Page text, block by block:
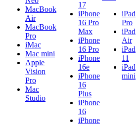
MacBook
Air
MacBook
Pro
iMac
Mac mini
Apple
Vision
Pro
Mac
Studio
17
iPhone
16 Pro
Max
iPhone
16 Pro
iPhone
16e
iPhone
16
Plus
iPhone
16
iPhone
iPad
Pro
iPad
Air
iPad
11
iPad
mini